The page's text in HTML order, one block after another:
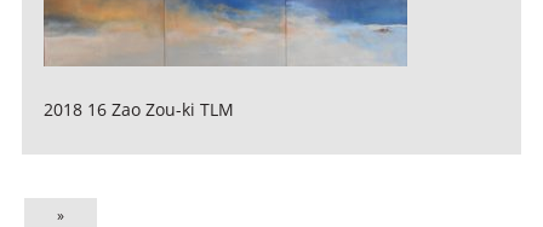
2018 16 Zao Zou-ki TLM
»